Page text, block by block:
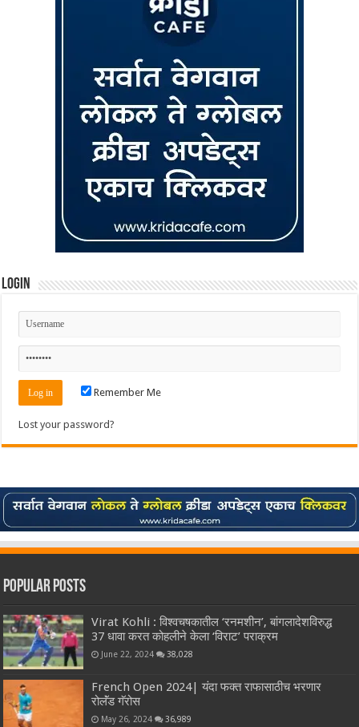
Login
Remember Me
Lost your password?
Popular Posts
Virat Kohli : विश्वचषकातील ‘रनमशीन’, बांगलादेशविरुद्ध
37 धावा करत कोहलीने केला ‘विराट’ पराक्रम
June 22, 2024 38,028
French Open 2024| यंदा फक्त राफासाठीच भरणार
रोलॅंड गॅरोस
May 26, 2024 36,989